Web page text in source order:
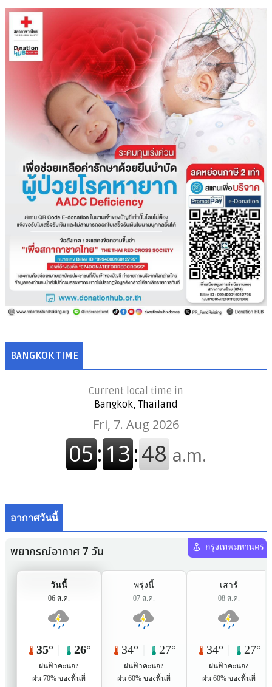
BANGKOK TIME
Current local time in
Bangkok, Thailand
อากาศวันนี้